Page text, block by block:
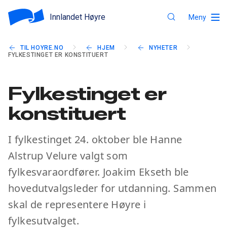
Innlandet Høyre Meny
TIL HOYRE.NO HJEM
NYHETER
FYLKESTINGET ER KONSTITUERT
Fylkestinget er
konstituert
I fylkestinget 24. oktober ble Hanne
Alstrup Velure valgt som
fylkesvaraordfører. Joakim Ekseth ble
hovedutvalgsleder for utdanning. Sammen
skal de representere Høyre i
fylkesutvalget.